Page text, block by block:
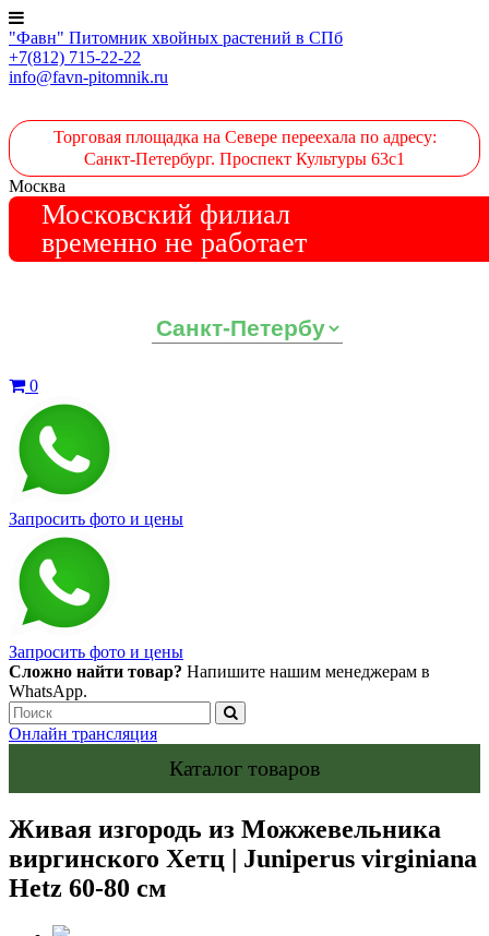
"Фавн" Питомник хвойных растений в СПб
+7(812) 715-22-22
info@favn-pitomnik.ru
Торговая площадка на Севере переехала по адресу:
Санкт-Петербург. Проспект Культуры 63с1
Москва
Московский филиал
временно не работает
0
Запросить фото и цены
Запросить фото и цены
Сложно найти товар? Напишите нашим менеджерам в
WhatsApp.
Онлайн трансляция
Каталог товаров
Живая изгородь из Можжевельника
виргинского Хетц | Juniperus virginiana
Hetz 60-80 см